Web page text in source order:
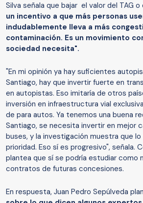
Silva señala que bajar el valor del TAG o
un incentivo a que más personas
indudablemente lleva a más
contaminación. Es un movimiento
sociedad necesita".
"En mi opinión ya hay suficientes
Santiago, hay que invertir fuerte en
en autopistas. Eso imitaría de otros
inversión en infraestructura vial
de para autos. Ya tenemos una buena
Santiago, se necesita invertir en mejor
buses, y la investigación muestra que
prioridad. Eso sí es progresivo", señala.
plantea que sí se podría estudiar como
contratos de futuras concesiones.
En respuesta, Juan Pedro Sepúlveda